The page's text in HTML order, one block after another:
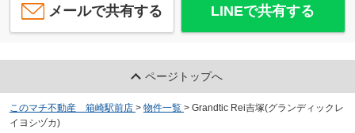
メールで共有する LINEで共有する
ページトップへ
このマチ不動産 箱崎駅前店 > 物件一覧 > Grandtic Rei吉塚(グランディックレ
イヨシヅカ)